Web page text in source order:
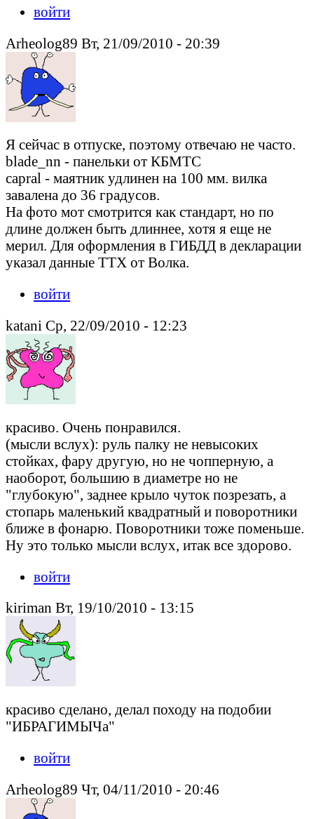
войти
Arheolog89 Вт, 21/09/2010 - 20:39
Я сейчас в отпуске, поэтому отвечаю не часто.
blade_nn - панельки от КБМТС
capral - маятник удлинен на 100 мм. вилка
завалена до 36 градусов.
На фото мот смотрится как стандарт, но по
длине должен быть длиннее, хотя я еще не
мерил. Для оформления в ГИБДД в декларации
указал данные ТТХ от Волка.
войти
katani Ср, 22/09/2010 - 12:23
красиво. Очень понравился.
(мысли вслух): руль палку не невысоких
стойках, фару другую, но не чопперную, а
наоборот, большию в диаметре но не
"глубокую", заднее крыло чуток позрезать, а
стопарь маленький квадратный и поворотники
ближе в фонарю. Поворотники тоже поменьше.
Ну это только мысли вслух, итак все здорово.
войти
kiriman Вт, 19/10/2010 - 13:15
красиво сделано, делал походу на подобии
"ИБРАГИМЫЧа"
войти
Arheolog89 Чт, 04/11/2010 - 20:46